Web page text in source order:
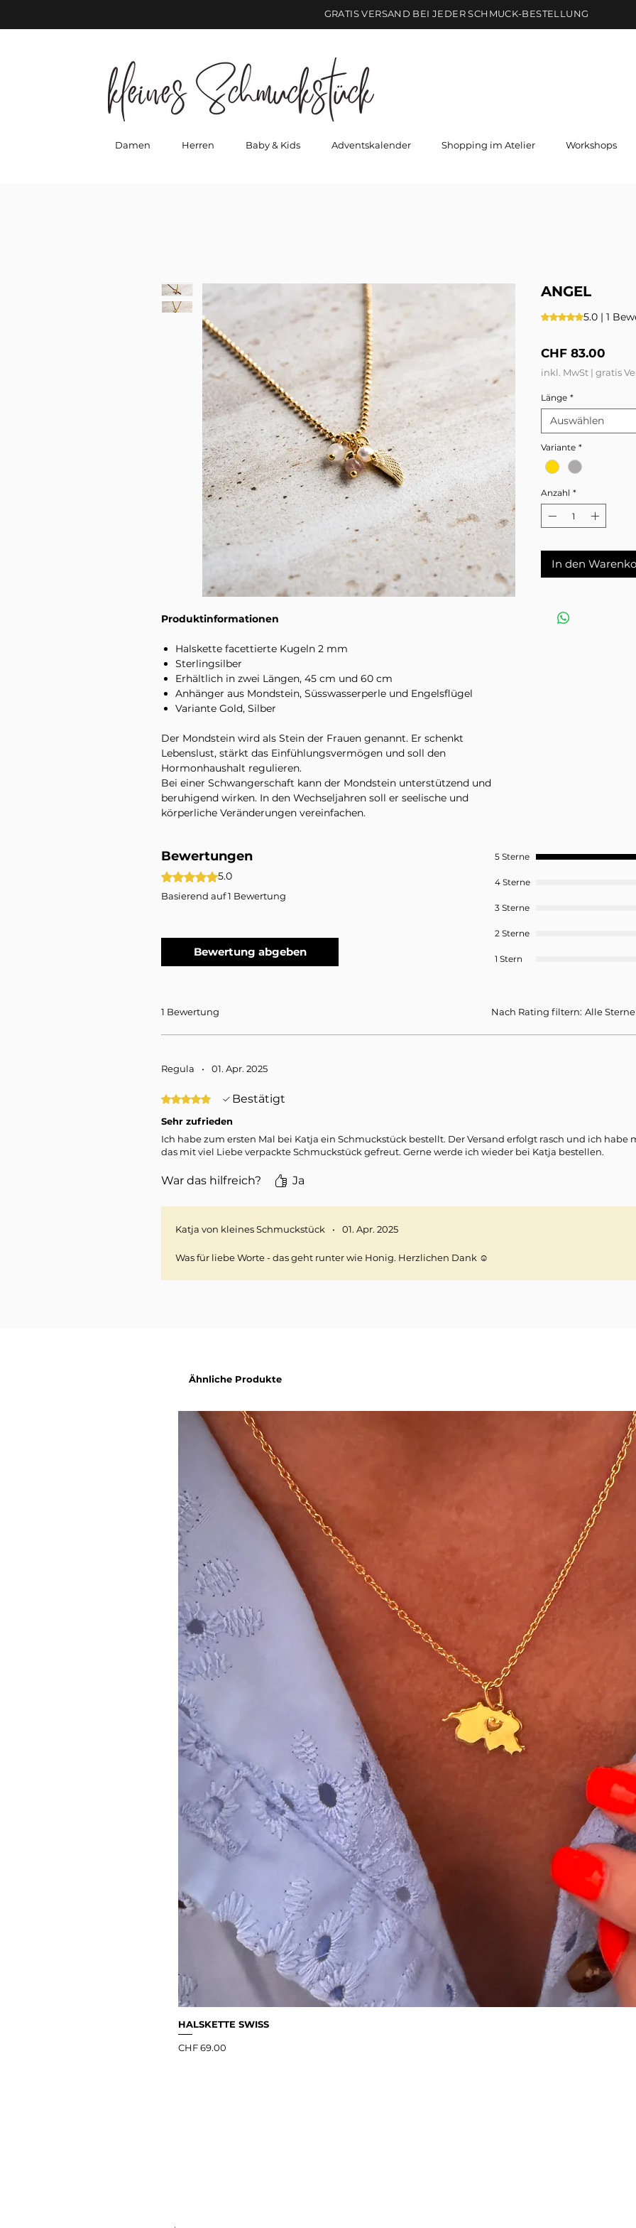
GRATIS VERSAND BEI JEDER SCHMUCK-BESTELLUNG
Damen Herren Baby & Kids Adventskalender Shopping im Atelier Workshops
Produktinformationen
Halskette facettierte Kugeln 2 mm
Sterlingsilber
Erhältlich in zwei Längen, 45 cm und 60 cm
Anhänger aus Mondstein, Süsswasserperle und Engelsflügel
Variante Gold, Silber
Der Mondstein wird als Stein der Frauen genannt. Er schenkt
Lebenslust, stärkt das Einfühlungsvermögen und soll den
Hormonhaushalt regulieren.
Bei einer Schwangerschaft kann der Mondstein unterstützend und
beruhigend wirken. In den Wechseljahren soll er seelische und
körperliche Veränderungen vereinfachen.
Variante. Dekorationsmaterial und andere Schmuckstücke auf den
Produktbildern sind nicht inbegriffen.
ANGEL
Das Rating5.0 | 1
CHF 83.00
inkl. MwSt | gratis
Länge *
Auswählen
Variante *
Anzahl *
In den
Bewertungen
Mit 5 von 5 Sternen bewertet.
5.0
Basierend auf 1 Bewertung
Bewertung abgeben
5 Sterne
4 Sterne
3 Sterne
2 Sterne
1 Stern
1 Bewertung Nach Rating filtern: Alle Sterne
Regula • 01. Apr. 2025
Mit 5 von 5 Sternen bewertet.
Bestätigt
Sehr zufrieden
Ich habe zum ersten Mal bei Katja ein Schmuckstück bestellt. Der Versand erfolgt rasch und ich habe
das mit viel Liebe verpackte Schmuckstück gefreut. Gerne werde ich wieder bei Katja bestellen.
War das hilfreich? Ja
Katja von kleines Schmuckstück • 01. Apr. 2025
Was für liebe Worte - das geht runter wie Honig. Herzlichen Dank ☺️
Ähnliche Produkte
HALSKETTE SWISS
Preis
CHF 69.00